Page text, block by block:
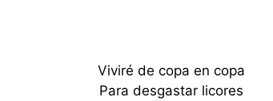
Viviré de copa en copa
Para desgastar licores